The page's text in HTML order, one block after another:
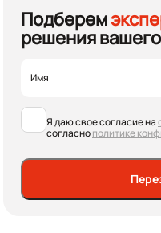
Подберем
решения
Я даю свое согласие на
согласнополитике